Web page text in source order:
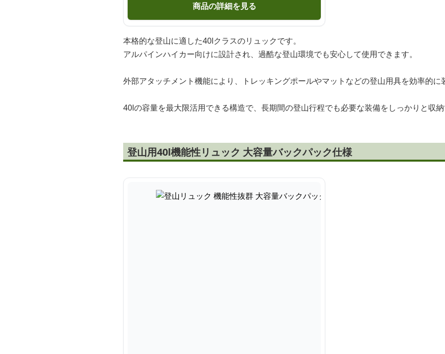
商品の詳細を見る
本格的な登山に適した40lクラスのリュックです。
アルパインハイカー向けに設計され、過酷な登山環境でも安心して使用できます。
外部アタッチメント機能により、トレッキングポールやマットなどの登山用具を効率的に
40lの容量を最大限活用できる構造で、長期間の登山行程でも必要な装備をしっかりと収納
登山用40l機能性リュック 大容量バックパック仕様